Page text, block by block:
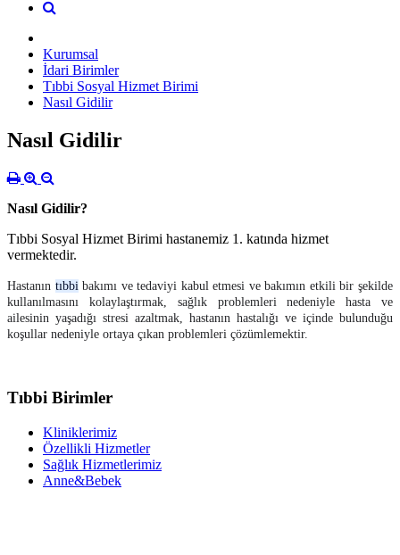
Kurumsal
İdari Birimler
Tıbbi Sosyal Hizmet Birimi
Nasıl Gidilir
Nasıl Gidilir
Nasıl Gidilir?
Tıbbi Sosyal Hizmet Birimi hastanemiz 1. katında hizmet
vermektedir.
Hastanın tıbbi bakımı ve tedaviyi kabul etmesi ve bakımın etkili bir şekilde
kullanılmasını kolaylaştırmak, sağlık problemleri nedeniyle hasta ve
ailesinin yaşadığı stresi azaltmak, hastanın hastalığı ve içinde bulunduğu
koşullar nedeniyle ortaya çıkan problemleri çözümlemektir.
Tıbbi Birimler
Kliniklerimiz
Özellikli Hizmetler
Sağlık Hizmetlerimiz
Anne&Bebek